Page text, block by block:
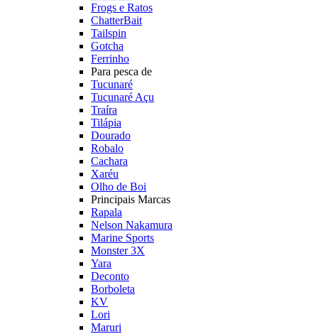
Frogs e Ratos
ChatterBait
Tailspin
Gotcha
Ferrinho
Para pesca de
Tucunaré
Tucunaré Açu
Traíra
Tilápia
Dourado
Robalo
Cachara
Xaréu
Olho de Boi
Principais Marcas
Rapala
Nelson Nakamura
Marine Sports
Monster 3X
Yara
Deconto
Borboleta
KV
Lori
Maruri